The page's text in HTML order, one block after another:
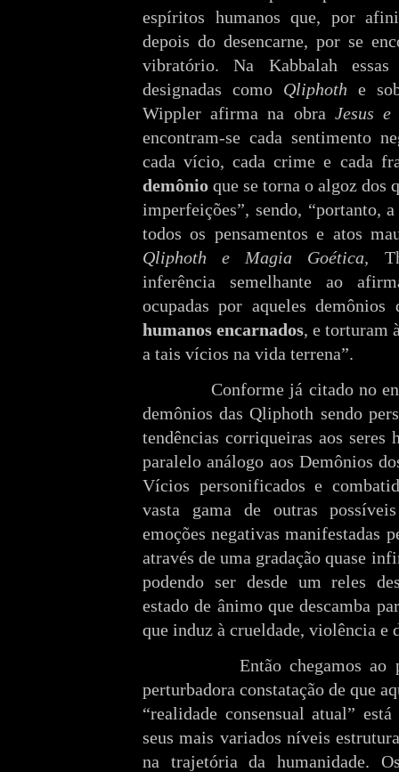
espíritos humanos que, por
depois do desencarne, por se
vibratório. Na Kabbalah essas
designadas como Qliphoth e
Wippler afirma na obra Jesus
encontram-se cada sentimento
cada vício, cada crime e cada
demônio que se torna o algoz dos
imperfeições”, sendo, “portanto,
todos os pensamentos e atos
Qliphoth e Magia Goética,
inferência semelhante ao
ocupadas por aqueles
humanos encarnados, e torturam
a tais vícios na vida terrena”.
Conforme já citado no
demônios das Qliphoth sendo
tendências corriqueiras aos seres
paralelo análogo aos Demônios
Vícios personificados e
vasta gama de outras
emoções negativas manifestadas
através de uma gradação quase
podendo ser desde um reles
estado de ânimo que descamba
que induz à crueldade, violência e
Então chegamos
perturbadora constatação de que
“realidade consensual atual”
seus mais variados níveis
na trajetória da humanidade.